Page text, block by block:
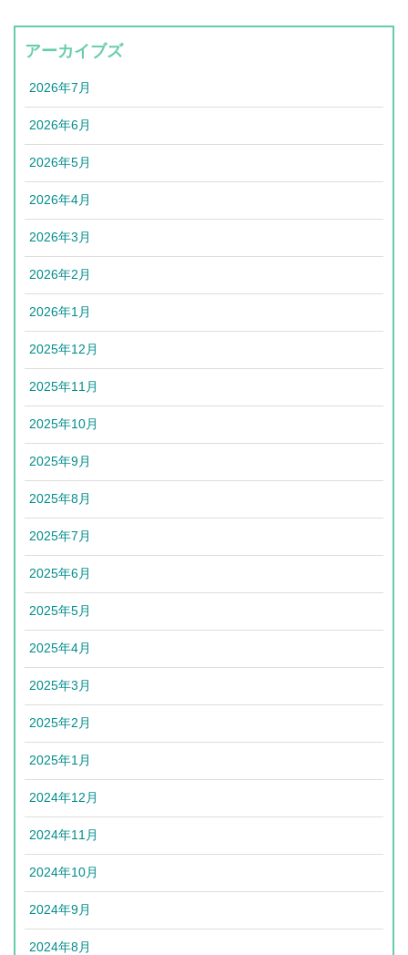
アーカイブズ
2026年7月
2026年6月
2026年5月
2026年4月
2026年3月
2026年2月
2026年1月
2025年12月
2025年11月
2025年10月
2025年9月
2025年8月
2025年7月
2025年6月
2025年5月
2025年4月
2025年3月
2025年2月
2025年1月
2024年12月
2024年11月
2024年10月
2024年9月
2024年8月